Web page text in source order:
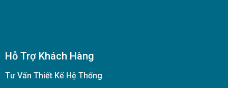
Hỗ Trợ Khách Hàng
Tư Vấn Thiết Kế Hệ Thống